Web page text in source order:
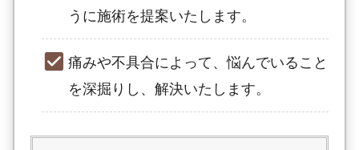
うに施術を提案いたします。
痛みや不具合によって、悩んでいること
を深掘りし、解決いたします。